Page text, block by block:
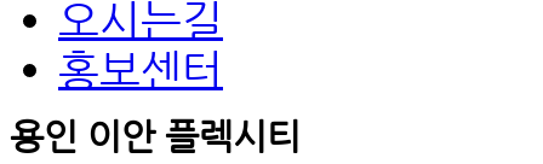
오시는길
홍보센터
용인 이안 플렉시티